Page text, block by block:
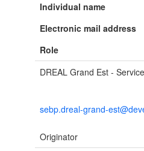
Individual name
Electronic mail address
Role
DREAL Grand Est -
sebp.dreal-grand-
Originator